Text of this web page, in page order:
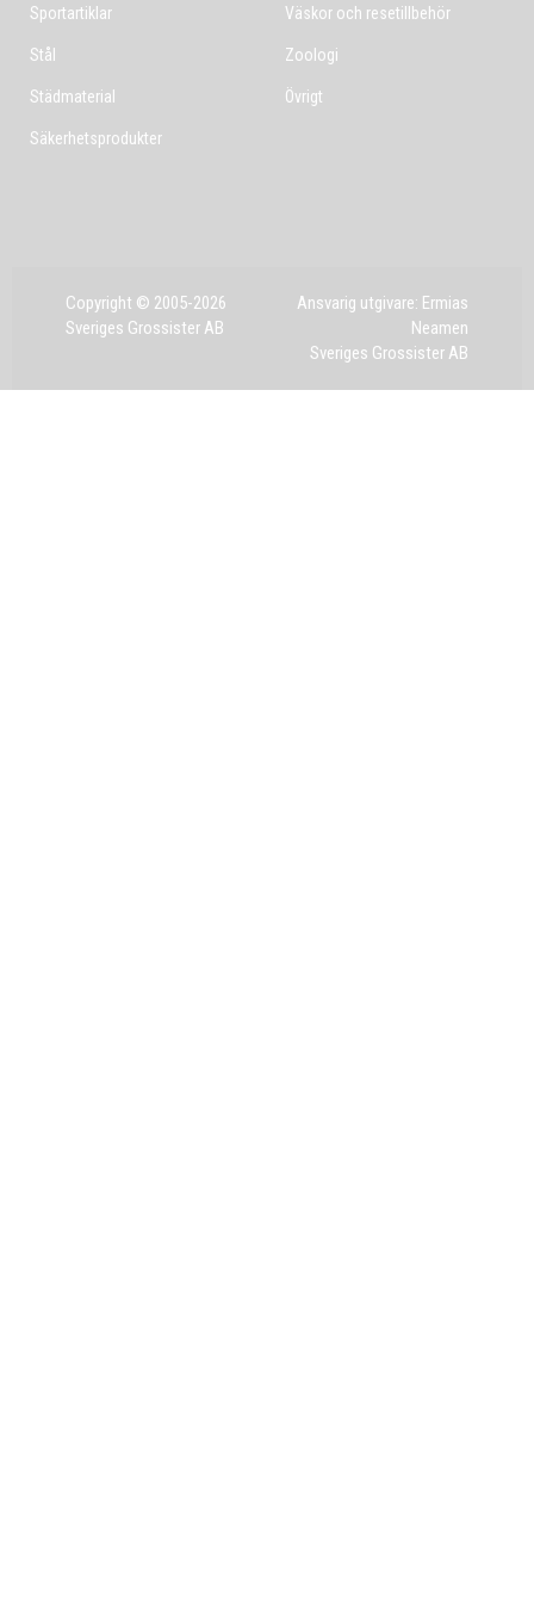
Sportartiklar
Stål
Städmaterial
Säkerhetsprodukter
Väskor och resetillbehör
Zoologi
Övrigt
Copyright © 2005-2026
Sveriges Grossister AB
Ansvarig utgivare: Ermias
Neamen
Sveriges Grossister AB